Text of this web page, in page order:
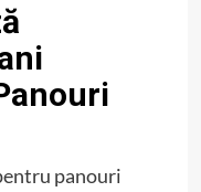
panouri